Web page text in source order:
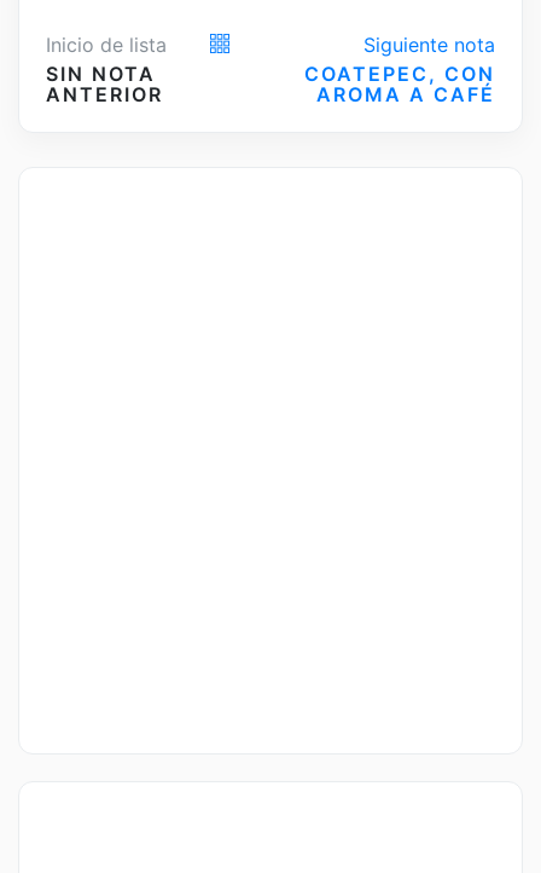
Inicio de lista
SIN NOTA
ANTERIOR
Siguiente nota
COATEPEC, CON
AROMA A CAFÉ